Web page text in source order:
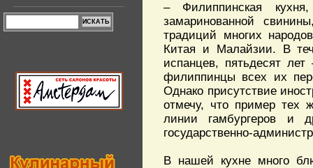
– Филиппинская
замаринованной
традиций многих
Китая и Малайзии. В
испанцев, пятьдесят
филиппинцы всех их
Однако присутствие
отмечу, что пример тех
линии гамбургеров и
государственно-
В нашей кухне много